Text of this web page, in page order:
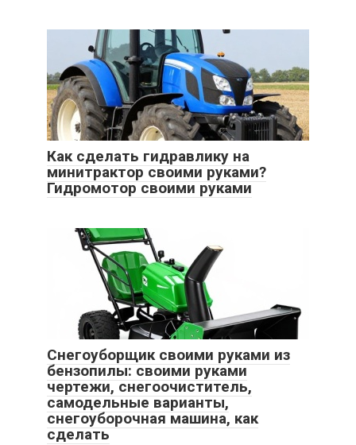
Как сделать гидравлику на
минитрактор своими руками?
Гидромотор своими руками
Снегоуборщик своими руками из
бензопилы: своими руками
чертежи, снегоочиститель,
самодельные варианты,
снегоуборочная машина, как
сделать